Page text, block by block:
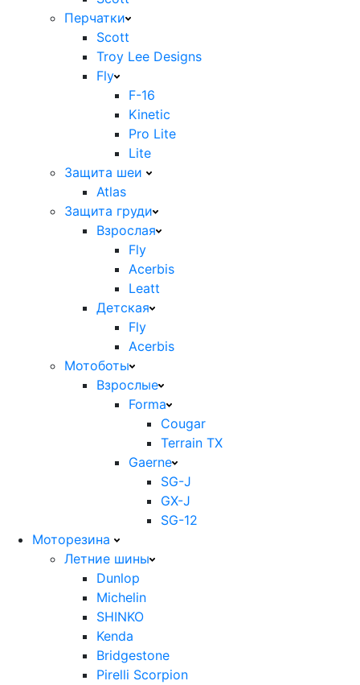
Перчатки
Scott
Troy Lee Designs
Fly
F-16
Kinetic
Pro Lite
Lite
Защита шеи
Atlas
Защита груди
Взрослая
Fly
Acerbis
Leatt
Детская
Fly
Acerbis
Мотоботы
Взрослые
Forma
Cougar
Terrain TX
Gaerne
SG-J
GX-J
SG-12
Моторезина
Летние шины
Dunlop
Michelin
SHINKO
Kenda
Bridgestone
Pirelli Scorpion